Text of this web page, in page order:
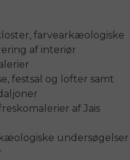
farvearkæologiske
af interiør
festsal og lofter samt
af Jais
undersøgelser